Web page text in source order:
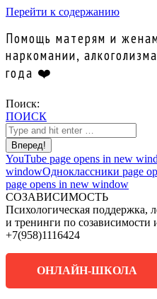
Перейти к содержанию
Помощь матерям и
наркомании,
года ❤️
Поиск:
ПОИСК
YouTube page opens in new
windowОдноклассники page
page opens in new window
СОЗАВИСИМОСТЬ
Психологическая поддержка,
и тренинги по созависимости
+7(958)1116424
ОНЛАЙН-ШКОЛА